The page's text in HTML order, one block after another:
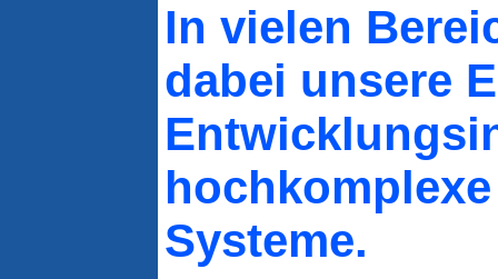
In vielen
dabei unsere
Systeme.